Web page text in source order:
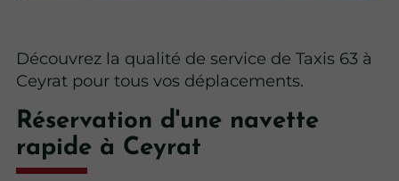
Découvrez la qualité de service de Taxis 63 à
Ceyrat pour tous vos déplacements.
Réservation d'une navette
rapide à Ceyrat